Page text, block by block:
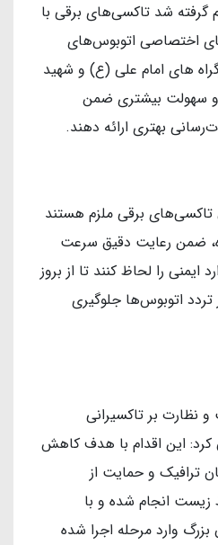
شد تاکسی‌های برقی با
اختصاصی اتوبوس‌های
خطوط ۹ و ۴ (بزرگراه های امام علی (ع) و شهید
و سهولت بیشتری ضمن
بهتری ارائه دهند.
تاکسی‌های برقی ملزم هستند
ضمن رعایت دقیق سرعت
ایمنی را لحاظ کنند تا از بروز
تردد اتوبوس‌ها جلوگیری
نظارت بر تاکسیرانی
کرد: این اقدام با هدف کاهش
ترافیک و حمایت از
انجام شده و با
وارد مرحله اجرا شده